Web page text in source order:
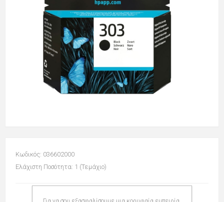
Κωδικός: 036602000
Ελάχιστη Ποσότητα: 1 (Τεμάχιο)